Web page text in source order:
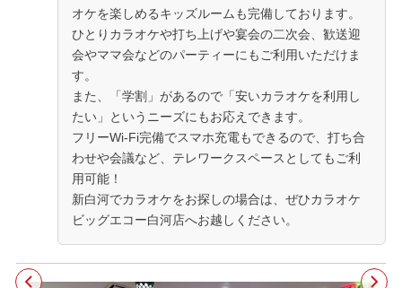
オケを楽しめるキッズルームも完備しております。
ひとりカラオケや打ち上げや宴会の二次会、歓送迎
会やママ会などのパーティーにもご利用いただけま
す。
また、「学割」があるので「安いカラオケを利用し
たい」というニーズにもお応えできます。
フリーWi-Fi完備でスマホ充電もできるので、打ち合
わせや会議など、テレワークスペースとしてもご利
用可能！
新白河でカラオケをお探しの場合は、ぜひカラオケ
ビッグエコー白河店へお越しください。